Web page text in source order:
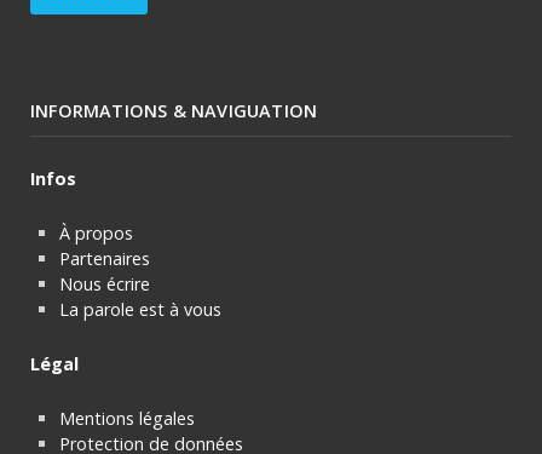
INFORMATIONS & NAVIGUATION
Infos
À propos
Partenaires
Nous écrire
La parole est à vous
Légal
Mentions légales
Protection de données